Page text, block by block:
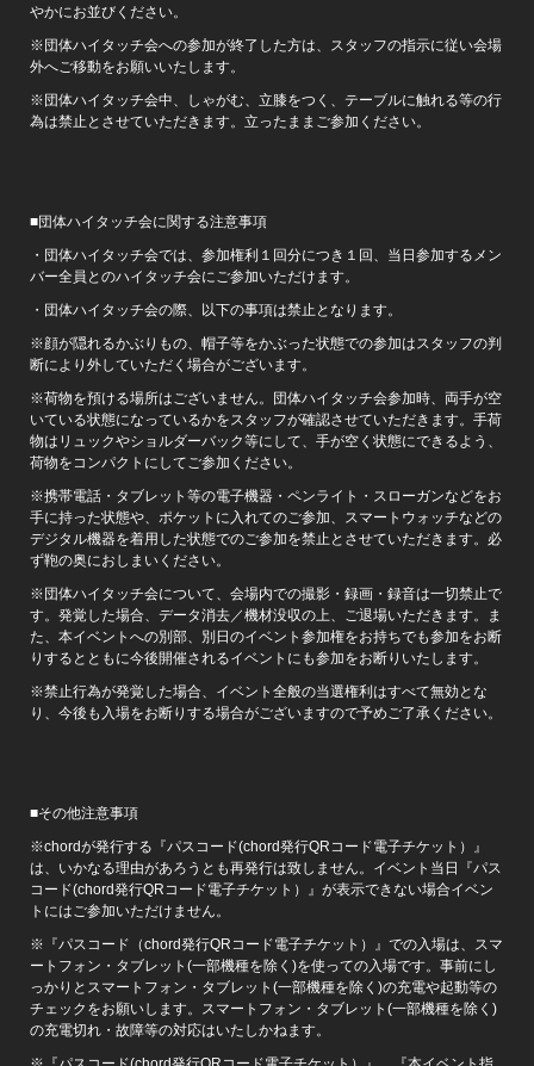
やかにお並びください。
※団体ハイタッチ会への参加が終了した方は、スタッフの指示に従い会場
外へご移動をお願いいたします。
※団体ハイタッチ会中、しゃがむ、立膝をつく、テーブルに触れる等の行
為は禁止とさせていただきます。立ったままご参加ください。
■団体ハイタッチ会に関する注意事項
・団体ハイタッチ会では、参加権利１回分につき１回、当日参加するメン
バー全員とのハイタッチ会にご参加いただけます。
・団体ハイタッチ会の際、以下の事項は禁止となります。
※顔が隠れるかぶりもの、帽子等をかぶった状態での参加はスタッフの判
断により外していただく場合がございます。
※荷物を預ける場所はございません。団体ハイタッチ会参加時、両手が空
いている状態になっているかをスタッフが確認させていただきます。手荷
物はリュックやショルダーバック等にして、手が空く状態にできるよう、
荷物をコンパクトにしてご参加ください。
※携帯電話・タブレット等の電子機器・ペンライト・スローガンなどをお
手に持った状態や、ポケットに入れてのご参加、スマートウォッチなどの
デジタル機器を着用した状態でのご参加を禁止とさせていただきます。必
ず鞄の奥におしまいください。
※団体ハイタッチ会について、会場内での撮影・録画・録音は一切禁止で
す。発覚した場合、データ消去／機材没収の上、ご退場いただきます。ま
た、本イベントへの別部、別日のイベント参加権をお持ちでも参加をお断
りするとともに今後開催されるイベントにも参加をお断りいたします。
※禁止行為が発覚した場合、イベント全般の当選権利はすべて無効とな
り、今後も入場をお断りする場合がございますので予めご了承ください。
■その他注意事項
※chordが発行する『パスコード(chord発行QRコード電子チケット）』
は、いかなる理由があろうとも再発行は致しません。イベント当日『パス
コード(chord発行QRコード電子チケット）』が表示できない場合イベン
トにはご参加いただけません。
※『パスコード（chord発行QRコード電子チケット）』での入場は、スマ
ートフォン・タブレット(一部機種を除く)を使っての入場です。事前にし
っかりとスマートフォン・タブレット(一部機種を除く)の充電や起動等の
チェックをお願いします。スマートフォン・タブレット(一部機種を除く)
の充電切れ・故障等の対応はいたしかねます。